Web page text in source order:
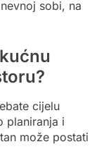
sobi, na
cijelu
planiranja i
može postati